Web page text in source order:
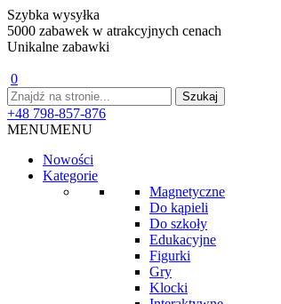
Szybka wysyłka
5000 zabawek w atrakcyjnych cenach
Unikalne zabawki
0
+48 798-857-876
MENUMENU
Nowości
Kategorie
Magnetyczne
Do kąpieli
Do szkoły
Edukacyjne
Figurki
Gry
Klocki